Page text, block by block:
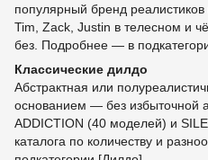
популярный бренд реалистиков
Tim, Zack, Justin в телесном и
без. Подробнее — в
Классические дилдо
Абстрактная или
основанием — без избыточной
ADDICTION (40 моделей) и
каталога по количеству и